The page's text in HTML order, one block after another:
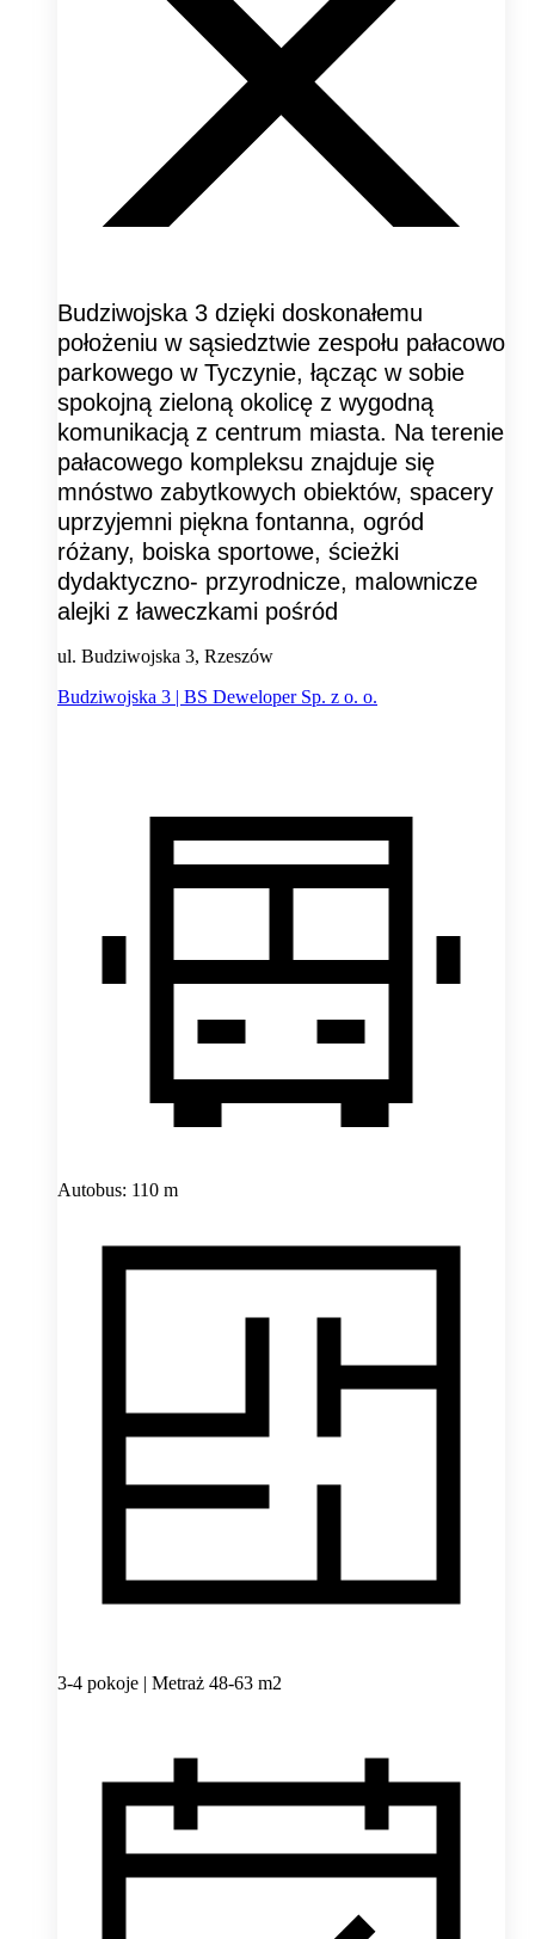
Budziwojska 3 dzięki doskonałemu
położeniu w sąsiedztwie zespołu pałacowo
parkowego w Tyczynie, łącząc w sobie
spokojną zieloną okolicę z wygodną
komunikacją z centrum miasta. Na terenie
pałacowego kompleksu znajduje się
mnóstwo zabytkowych obiektów, spacery
uprzyjemni piękna fontanna, ogród
różany, boiska sportowe, ścieżki
dydaktyczno- przyrodnicze, malownicze
alejki z ławeczkami pośród
ul. Budziwojska 3, Rzeszów
Budziwojska 3 | BS Deweloper Sp. z o. o.
Autobus: 110 m
3-4 pokoje | Metraż 48-63 m2